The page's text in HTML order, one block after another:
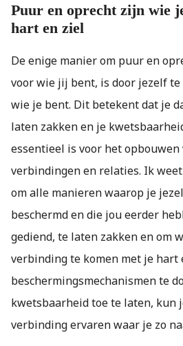
Puur en oprecht zijn wie
hart en ziel
De enige manier om puur en
voor wie jij bent, is door jezelf
wie je bent. Dit betekent dat je
laten zakken en je
essentieel is voor het opbouwen
verbindingen en relaties. Ik
om alle manieren waarop je
beschermd en die jou eerder
gediend, te laten zakken en om
verbinding te komen met je hart
beschermingsmechanismen te
kwetsbaarheid toe te laten, kun
verbinding ervaren waar je zo